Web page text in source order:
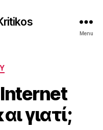
Menu
γιατί;
o
s
t
o